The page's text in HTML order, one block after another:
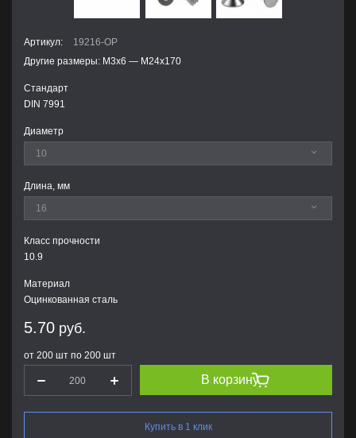
Артикул:
19216-OP
Другие размеры: М3х6 — М24х170
Стандарт
DIN 7991
Диаметр
Длина, мм
Класс прочности
10.9
Материал
Оцинкованная сталь
5.70 руб.
от 200 шт по 200 шт
В корзину
Купить в 1 клик